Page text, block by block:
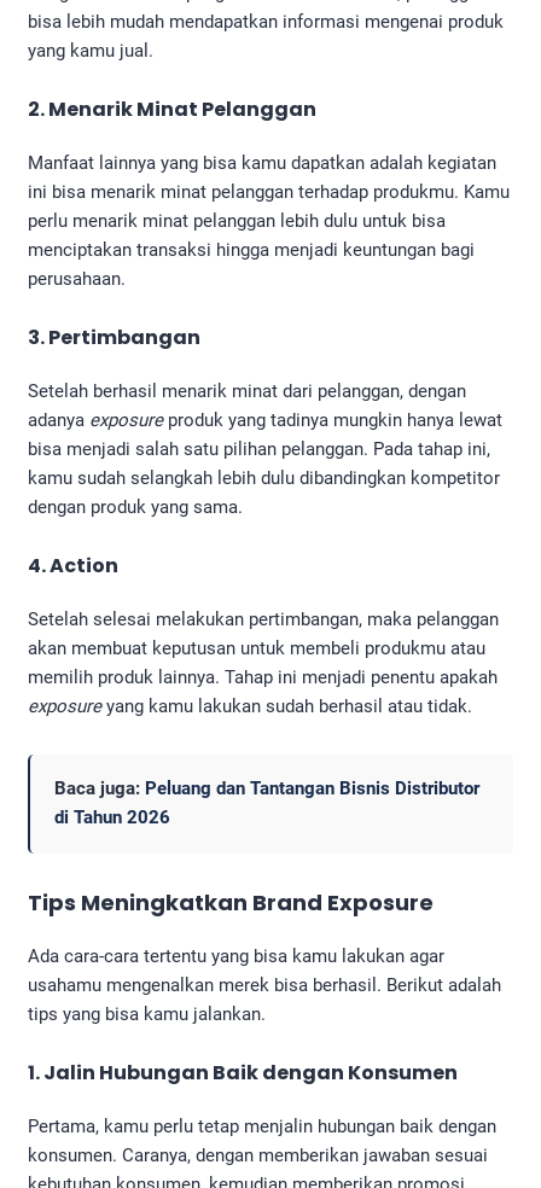
bisa lebih mudah mendapatkan informasi mengenai produk
yang kamu jual.
2. Menarik Minat Pelanggan
Manfaat lainnya yang bisa kamu dapatkan adalah kegiatan
ini bisa menarik minat pelanggan terhadap produkmu. Kamu
perlu menarik minat pelanggan lebih dulu untuk bisa
menciptakan transaksi hingga menjadi keuntungan bagi
perusahaan.
3. Pertimbangan
Setelah berhasil menarik minat dari pelanggan, dengan
adanya exposureproduk yang tadinya mungkin hanya lewat
bisa menjadi salah satu pilihan pelanggan. Pada tahap ini,
kamu sudah selangkah lebih dulu dibandingkan kompetitor
dengan produk yang sama.
4. Action
Setelah selesai melakukan pertimbangan, maka pelanggan
akan membuat keputusan untuk membeli produkmu atau
memilih produk lainnya. Tahap ini menjadi penentu apakah
exposureyang kamu lakukan sudah berhasil atau tidak.
Baca juga: Peluang dan Tantangan Bisnis Distributor
di Tahun 2026
Tips Meningkatkan Brand Exposure
Ada cara-cara tertentu yang bisa kamu lakukan agar
usahamu mengenalkan merek bisa berhasil. Berikut adalah
tips yang bisa kamu jalankan.
1. Jalin Hubungan Baik dengan Konsumen
Pertama, kamu perlu tetap menjalin hubungan baik dengan
konsumen. Caranya, dengan memberikan jawaban sesuai